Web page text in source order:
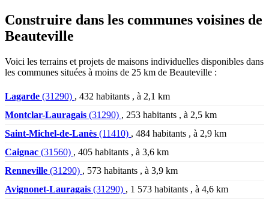
Construire dans les communes voisines de
Beauteville
Voici les terrains et projets de maisons individuelles disponibles dans
les communes situées à moins de 25 km de Beauteville :
Lagarde (31290) , 432 habitants , à 2,1 km
Montclar-Lauragais (31290) , 253 habitants , à 2,5 km
Saint-Michel-de-Lanès (11410) , 484 habitants , à 2,9 km
Caignac (31560) , 405 habitants , à 3,6 km
Renneville (31290) , 573 habitants , à 3,9 km
Avignonet-Lauragais (31290) , 1 573 habitants , à 4,6 km